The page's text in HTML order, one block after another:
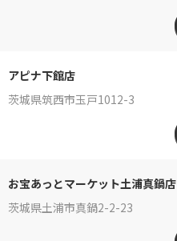
アピナ下館店
茨城県筑西市玉戸1012-3
お宝あっとマーケット土浦真鍋店
茨城県土浦市真鍋2-2-23